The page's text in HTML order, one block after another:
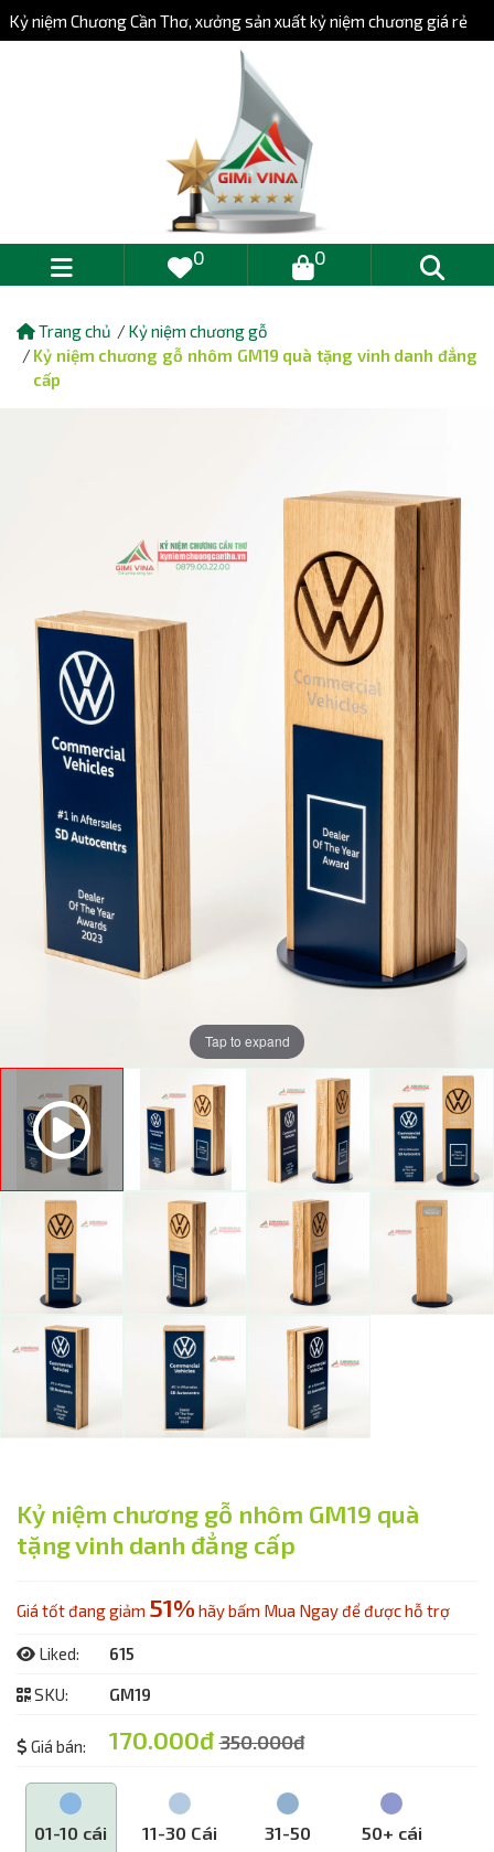
Trang chủ
Kỷ niệm chương gỗ
Kỷ niệm chương gỗ nhôm GM19 quà tặng vinh danh đẳng
cấp
Tap to expand
Kỷ niệm chương gỗ nhôm GM19 quà
tặng vinh danh đẳng cấp
Giá tốt đang giảm 51% hãy bấm Mua Ngay để được hỗ trợ
Liked: 615
SKU: GM19
Giá bán: 170.000đ350.000đ
01-10 cái 11-30 Cái 31-50 50+ cái
Kỷ niệm Chương Cần Thơ, xưởng sản xuất kỷ niệm chương giá rẻ
0 0